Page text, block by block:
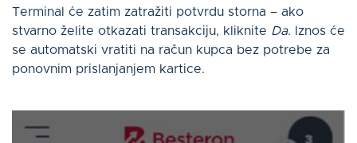
Terminal će zatim zatražiti potvrdu storna – ako
stvarno želite otkazati transakciju, kliknite Da. Iznos će
se automatski vratiti na račun kupca bez potrebe za
ponovnim prislanjanjem kartice.